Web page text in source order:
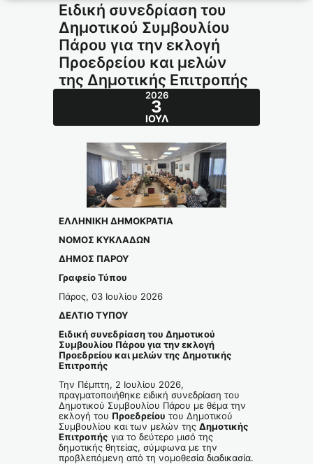
Ειδική συνεδρίαση του
Δημοτικού Συμβουλίου
Πάρου για την εκλογή
Προεδρείου και μελών
της Δημοτικής Επιτροπής
2026
3
ΙΟΎΛ
ΕΛΛΗΝΙΚΗ ΔΗΜΟΚΡΑΤΙΑ
ΝΟΜΟΣ ΚΥΚΛΑΔΩΝ
ΔΗΜΟΣ ΠΑΡΟΥ
Γραφείο Τύπου
Πάρος, 03 Ιουλίου 2026
ΔΕΛΤΙΟ ΤΥΠΟΥ
Ειδική συνεδρίαση του Δημοτικού
Συμβουλίου Πάρου για την εκλογή
Προεδρείου και μελών της Δημοτικής
Επιτροπής
Την Πέμπτη, 2 Ιουλίου 2026,
πραγματοποιήθηκε ειδική συνεδρίαση του
Δημοτικού Συμβουλίου Πάρου με θέμα την
εκλογή του Προεδρείου του Δημοτικού
Συμβουλίου και των μελών της Δημοτικής
Επιτροπής για το δεύτερο μισό της
δημοτικής θητείας, σύμφωνα με την
προβλεπόμενη από τη νομοθεσία διαδικασία.